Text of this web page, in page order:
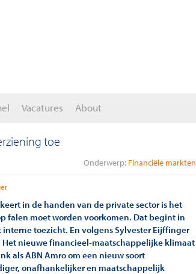
Vacatures About
toe
Onderwerp: Financiële markten
in de handen van de private sector is het
falen moet worden voorkomen. Dat begint in
toezicht. En volgens Sylvester Eijffinger
Het nieuwe financieel-maatschappelijke klimaat
als ABN Amro om een nieuw soort
onafhankelijker en maatschappelijk